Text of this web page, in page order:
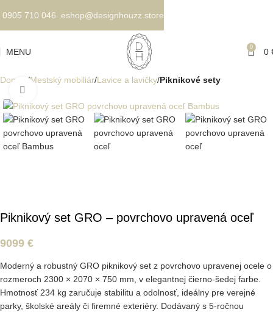
MENU 0 0
Domov Mestský mobiliár Lavice a lavičky Piknikové sety
Piknikový set GRO – povrchovo upravená oceľ
9099 €
Moderný a robustný GRO piknikový set z povrchovo upravenej ocele o
rozmeroch 2300 × 2070 × 750 mm, v elegantnej čierno-šedej farbe.
Hmotnosť 234 kg zaručuje stabilitu a odolnosť, ideálny pre verejné
parky, školské areály či firemné exteriéry. Dodávaný s 5-ročnou
0905 710 046 eshop@designhouzz.store